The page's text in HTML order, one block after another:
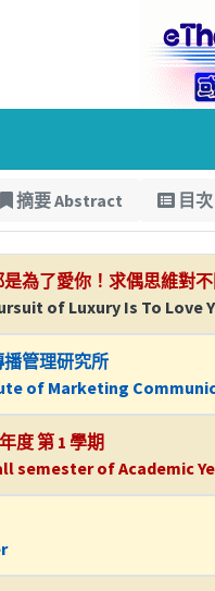
摘要 Abstract 目次
是為了愛你！求偶思維對
of Luxury Is To
播管理研究所
of Marketing
度 第 1 學期
semester of Academic